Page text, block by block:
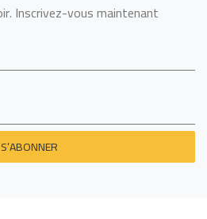
Inscrivez-vous maintenant
S’ABONNER